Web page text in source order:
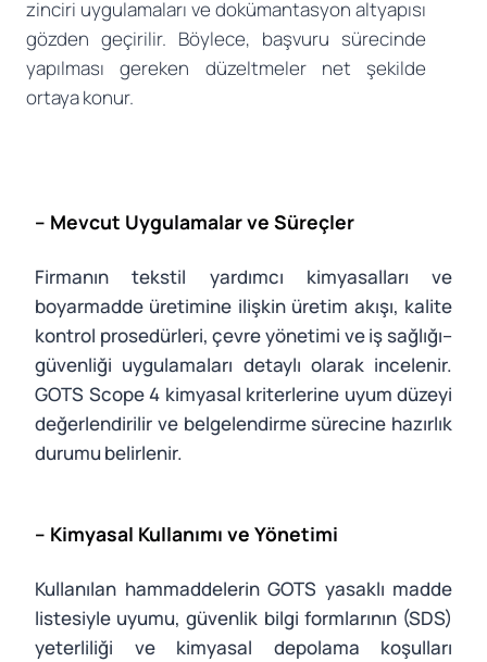
zinciri uygulamaları ve dokümantasyon altyapısı
gözden geçirilir. Böylece, başvuru sürecinde
yapılması gereken düzeltmeler net şekilde
ortaya konur.
– Mevcut Uygulamalar ve Süreçler
Firmanın tekstil yardımcı kimyasalları ve
boyarmadde üretimine ilişkin üretim akışı, kalite
kontrol prosedürleri, çevre yönetimi ve iş sağlığı–
güvenliği uygulamaları detaylı olarak incelenir.
GOTS Scope 4 kimyasal kriterlerine uyum düzeyi
değerlendirilir ve belgelendirme sürecine hazırlık
durumu belirlenir.
– Kimyasal Kullanımı ve Yönetimi
Kullanılan hammaddelerin GOTS yasaklı madde
listesiyle uyumu, güvenlik bilgi formlarının (SDS)
yeterliliği ve kimyasal depolama koşulları